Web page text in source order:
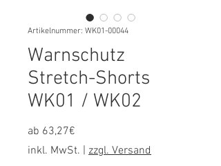
Artikelnummer: WK01-00044
Warnschutz
Stretch-Shorts
WK01 / WK02
ab 63,27€
Preis
inkl. MwSt. zzgl. Versand